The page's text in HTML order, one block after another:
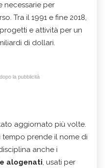
necessarie per
Tra il 1991 e fine 2018,
e attività per un
di dollari.
la pubblicità
aggiornato più volte.
tempo prende il nome di
anche i
alogenati, usati per